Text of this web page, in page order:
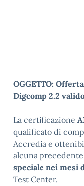
OGGETTO:
Digcomp 2.2
La certificazione
qualificato di
Accredia e
alcuna
speciale nei mesi
Test Center.